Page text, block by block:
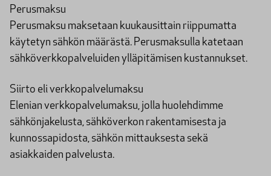
Perusmaksu
Perusmaksu maksetaan kuukausittain riippumatta
käytetyn sähkön määrästä. Perusmaksulla katetaan
sähköverkkopalveluiden ylläpitämisen kustannukset.
Siirto eli verkkopalvelumaksu
Elenian verkkopalvelumaksu, jolla huolehdimme
sähkönjakelusta, sähköverkon rakentamisesta ja
kunnossapidosta, sähkön mittauksesta sekä
asiakkaiden palvelusta.